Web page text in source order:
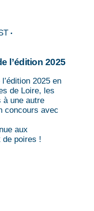
l’édition 2025
2025 en
de Loire, les
à une autre
concours avec
aux
de poires !